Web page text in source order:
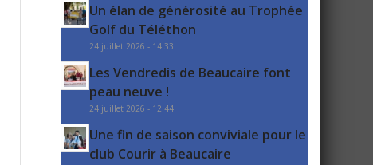
Un élan de générosité au Trophée
Golf du Téléthon
24 juillet 2026 - 14:33
Les Vendredis de Beaucaire font
peau neuve !
24 juillet 2026 - 12:44
Une fin de saison conviviale pour le
club Courir à Beaucaire